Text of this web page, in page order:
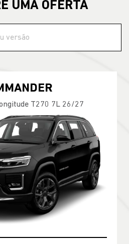
UMA OFERTA
T270 7L 26/27